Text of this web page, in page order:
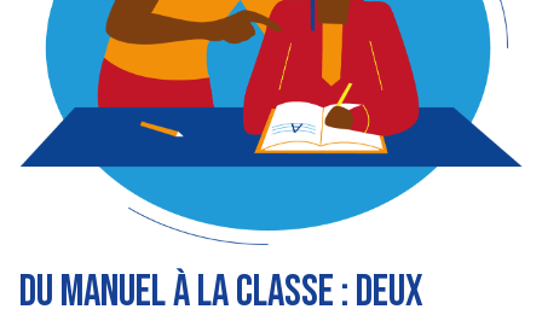
Du manuel à la classe : deux